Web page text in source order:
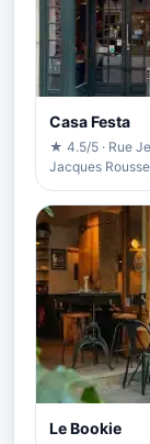
Casa Festa
★ 4.5/5 · Rue
Jacques
Le Bookie